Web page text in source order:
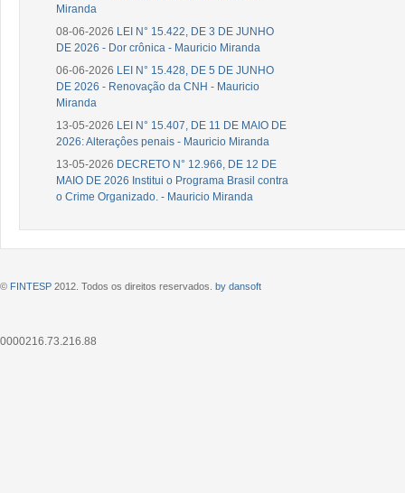
Miranda
08-06-2026 LEI N° 15.422, DE 3 DE JUNHO
DE 2026 - Dor crônica - Mauricio Miranda
06-06-2026 LEI N° 15.428, DE 5 DE JUNHO
DE 2026 - Renovação da CNH - Mauricio
Miranda
13-05-2026 LEI N° 15.407, DE 11 DE MAIO DE
2026: Alteraçôes penais - Mauricio Miranda
13-05-2026 DECRETO N° 12.966, DE 12 DE
MAIO DE 2026 Institui o Programa Brasil contra
o Crime Organizado. - Mauricio Miranda
© FINTESP 2012. Todos os direitos reservados. by dansoft
0000216.73.216.88